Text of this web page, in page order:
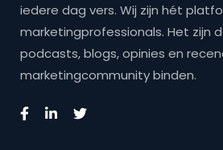
iedere dag vers. Wij zijn hét
marketingprofessionals. Het zijn
podcasts, blogs, opinies en
marketingcommunity binden.